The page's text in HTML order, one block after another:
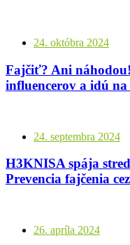
24. októbra 2024
Fajčiť? Ani
influencerov a idú
24. septembra 2024
H3KNISA spája
Prevencia fajčenia
26. apríla 2024